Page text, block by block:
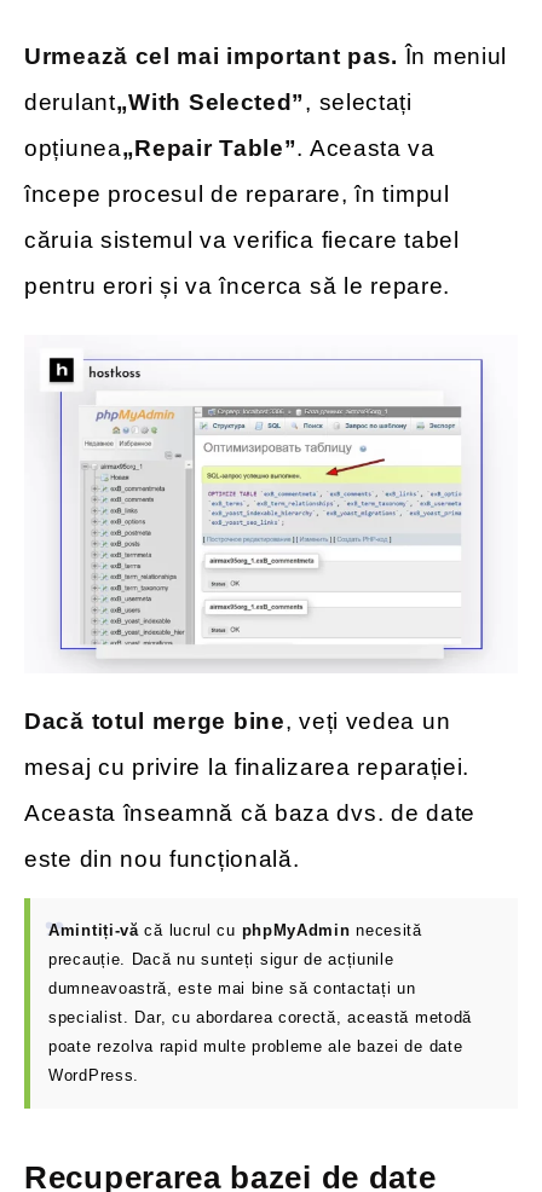
Urmează cel mai important pas. În meniul
derulant„With Selected”, selectați
opțiunea„Repair Table”. Aceasta va
începe procesul de reparare, în timpul
căruia sistemul va verifica fiecare tabel
pentru erori și va încerca să le repare.
Dacă totul merge bine, veți vedea un
mesaj cu privire la finalizarea reparației.
Aceasta înseamnă că baza dvs. de date
este din nou funcțională.
Amintiți-vă că lucrul cu phpMyAdminnecesită
precauție. Dacă nu sunteți sigur de acțiunile
dumneavoastră, este mai bine să contactați un
specialist. Dar, cu abordarea corectă, această metodă
poate rezolva rapid multe probleme ale bazei de date
WordPress.
Recuperarea bazei de date